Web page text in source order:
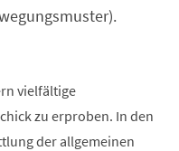
vielfältige
zu erproben. In den
der allgemeinen